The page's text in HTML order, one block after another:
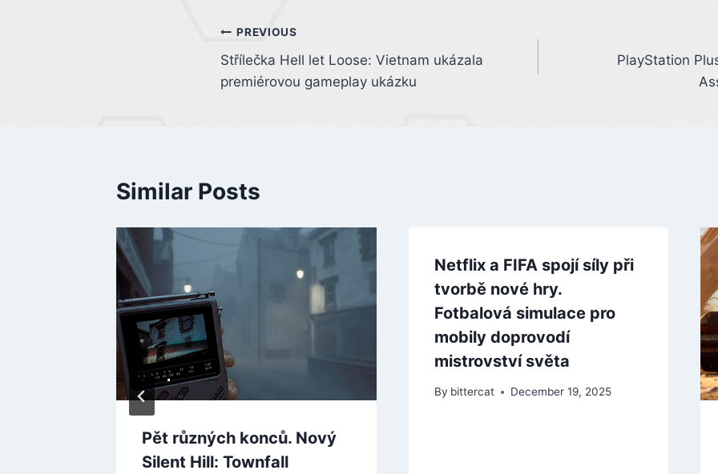
Post
navigation
PREVIOUS
Střílečka Hell let Loose: Vietnam ukázala
premiérovou gameplay ukázku
PlayStation
Similar Posts
Pět různých konců. Nový
Silent Hill: Townfall
Netflix a FIFA spojí síly při
tvorbě nové hry.
Fotbalová simulace pro
mobily doprovodí
mistrovství světa
By bittercat December 19, 2025